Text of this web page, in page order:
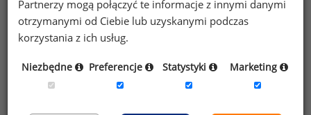
że zapoznałem się z treściąinformacji na
temat przetwarzania.
Partnerzy mogą połączyć te informacje z innymi danymi
otrzymanymi od Ciebie lub uzyskanymi podczas
korzystania z ich usług.
Niezbędne Preferencje Statystyki Marketing